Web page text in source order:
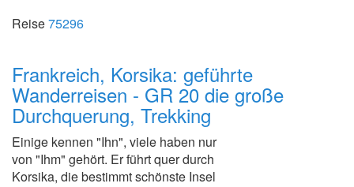
Reise75296
Frankreich, Korsika: geführte
Wanderreisen - GR 20 die große
Durchquerung, Trekking
Einige kennen "Ihn", viele haben nur
von "Ihm" gehört. Er führt quer durch
Korsika, die bestimmt schönste Insel